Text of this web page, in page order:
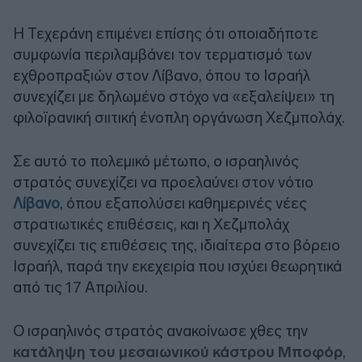
Η Τεχεράνη επιμένει επίσης ότι οποιαδήποτε
συμφωνία περιλαμβάνει τον τερματισμό των
εχθροπραξιών στον Λίβανο, όπου το Ισραήλ
συνεχίζει με δηλωμένο στόχο να «εξαλείψει» τη
φιλοϊρανική σιιτική ένοπλη οργάνωση Χεζμπολάχ.
Σε αυτό το πολεμικό μέτωπο, ο ισραηλινός
στρατός συνεχίζει να προελαύνει στον νότιο
Λίβανο, όπου εξαπολύσει καθημερινές νέες
στρατιωτικές επιθέσεις, και η Χεζμπολάχ
συνεχίζει τις επιθέσεις της, ιδιαίτερα στο βόρειο
Ισραήλ, παρά την εκεχειρία που ισχύει θεωρητικά
από τις 17 Απριλίου.
Ο ισραηλινός στρατός ανακοίνωσε χθες την
κατάληψη του μεσαιωνικού κάστρου Μποφόρ,